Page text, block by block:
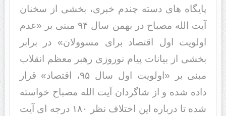
پایگاه های دسته چندم خبری، بخشی از سخنان
آیت الله مصباح در بهمن سال ۹۴ مبنی بر «عدم
اولویت اول اقتصاد برای مسوولان» در برابر
بخشی از بیانات پیام نوروزی رهبر معظم انقلاب
مبنی بر «اولویت اول سال ۹۵، اقتصاد» قرار
داده شده و از شاگردان آیت الله مصباح خواسته
شده تا درباره این اختلاف نظر ۱۸۰ درجه ای آیت